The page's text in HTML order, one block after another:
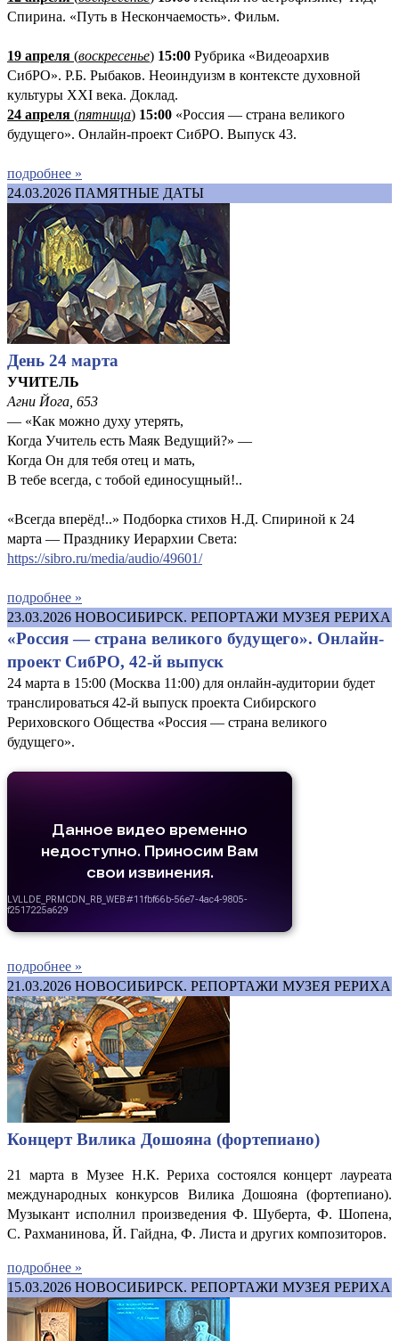
Спирина. «Путь в Нескончаемость». Фильм.
19 апреля (воскресенье) 15:00 Рубрика «Видеоархив
СибРО». Р.Б. Рыбаков. Неоиндуизм в контексте духовной
культуры XXI века. Доклад.
24 апреля (пятница) 15:00 «Россия — страна великого
будущего». Онлайн-проект СибРО. Выпуск 43.
подробнее »
24.03.2026 ПАМЯТНЫЕ ДАТЫ
День 24 марта
УЧИТЕЛЬ
Агни Йога, 653
— «Как можно духу утерять,
Когда Учитель есть Маяк Ведущий?» —
Когда Он для тебя отец и мать,
В тебе всегда, с тобой единосущный!..
«Всегда вперёд!..» Подборка стихов Н.Д. Спириной к 24
марта — Празднику Иерархии Света:
https://sibro.ru/media/audio/49601/
подробнее »
23.03.2026 НОВОСИБИРСК. РЕПОРТАЖИ МУЗЕЯ РЕРИХА
«Россия — страна великого будущего». Онлайн-
проект СибРО, 42-й выпуск
24 марта в 15:00 (Москва 11:00) для онлайн-аудитории будет
транслироваться 42-й выпуск проекта Сибирского
Рериховского Общества «Россия — страна великого
будущего».
подробнее »
21.03.2026 НОВОСИБИРСК. РЕПОРТАЖИ МУЗЕЯ РЕРИХА
Концерт Вилика Дошояна (фортепиано)
21 марта в Музее Н.К. Рериха состоялся концерт лауреата
международных конкурсов Вилика Дошояна (фортепиано).
Музыкант исполнил произведения Ф. Шуберта, Ф. Шопена,
С. Рахманинова, Й. Гайдна, Ф. Листа и других композиторов.
подробнее »
15.03.2026 НОВОСИБИРСК. РЕПОРТАЖИ МУЗЕЯ РЕРИХА